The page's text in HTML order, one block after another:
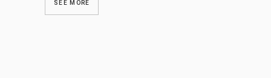
SEE MORE